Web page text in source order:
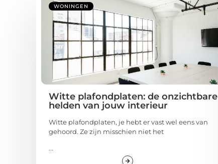
WONINGEN
Witte plafondplaten: de onzichtbare
helden van jouw interieur
Witte plafondplaten, je hebt er vast wel eens van
gehoord. Ze zijn misschien niet het
...